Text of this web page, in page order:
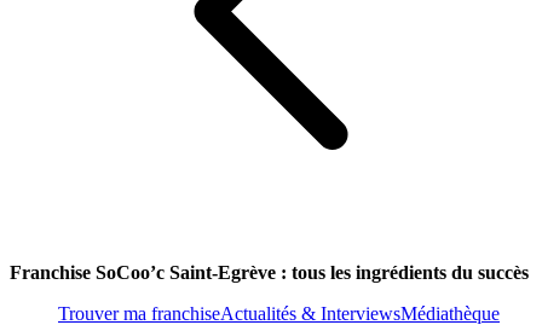
Franchise SoCoo’c Saint-Egrève : tous les ingrédients du succès
Trouver ma franchiseActualités & InterviewsMédiathèque